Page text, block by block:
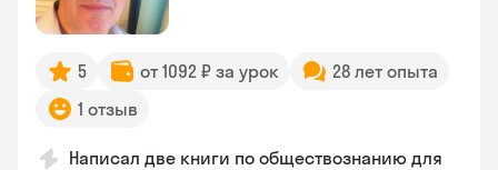
5 от 1092 ₽ за урок
28 лет опыта
1 отзыв
Написал две книги по обществознанию для